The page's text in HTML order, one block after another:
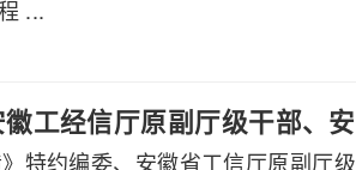
...
徽工经信厅原副厅级干部、
特约编委、安徽省工信厅原副厅